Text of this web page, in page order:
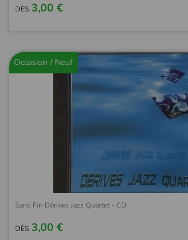
DÈS 3,00 €
Occasion / Neuf
Sans Fin Dérives Jazz Quartet - CD
DÈS 3,00 €